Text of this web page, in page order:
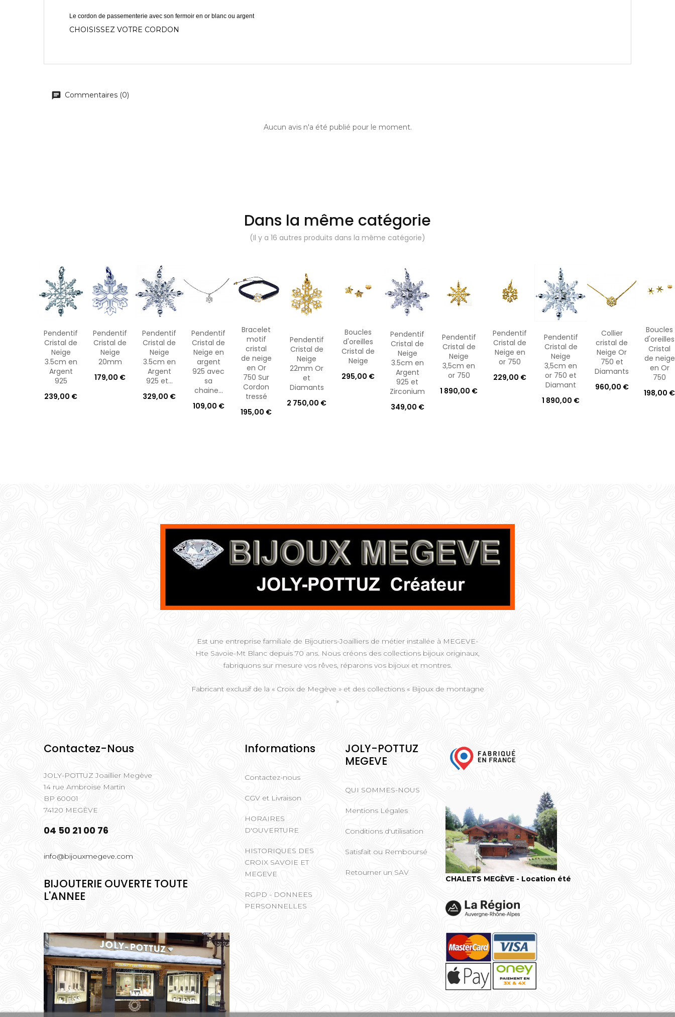
Le cordon de passementerie avec son fermoir en or blanc ou argent
CHOISISSEZ VOTRE CORDON
Commentaires (0)
Aucun avis n'a été publié pour le moment.
Dans la même catégorie
(Il y a 16 autres produits dans la même catégorie)
Pendentif
Cristal de
Neige
3.5cm en
Argent
925
239,00 €
Pendentif
Cristal de
Neige
20mm
179,00 €
Pendentif
Cristal de
Neige
3.5cm en
Argent
925 et...
329,00 €
Pendentif
Cristal de
Neige en
argent
925 avec
sa
chaine...
109,00 €
Bracelet
motif
cristal
de neige
en Or
750 Sur
Cordon
tressé
195,00 €
Pendentif
Cristal de
Neige
22mm Or
et
Diamants
2 750,00 €
Boucles
d'oreilles
Cristal de
Neige
295,00 €
Pendentif
Cristal de
Neige
3.5cm en
Argent
925 et
Zirconium
349,00 €
Pendentif
Cristal de
Neige
3,5cm en
or 750
1 890,00 €
Pendentif
Cristal de
Neige en
or 750
229,00 €
Pendentif
Cristal de
Neige
3,5cm en
or 750 et
Diamant
1 890,00 €
Collier
cristal de
Neige Or
750 et
Diamants
960,00 €
Boucles
d'oreilles
Cristal
de neige
en Or
750
198,00 €
Est une entreprise familiale de Bijoutiers-Joailliers de métier installée à MEGEVE-
Hte Savoie-Mt Blanc depuis 70 ans. Nous créons des collections bijoux originaux,
fabriquons sur mesure vos rêves, réparons vos bijoux et montres.
Fabricant exclusif de la « Croix de Megève » et des collections « Bijoux de montagne
»
Contactez-Nous
JOLY-POTTUZ Joaillier Megève
14 rue Ambroise Martin
BP 60001
74120 MEGÈVE
04 50 21 00 76
info@bijouxmegeve.com
BIJOUTERIE OUVERTE TOUTE
L'ANNEE
Informations
Contactez-nous
CGV et Livraison
HORAIRES
D'OUVERTURE
HISTORIQUES DES
CROIX SAVOIE ET
MEGEVE
RGPD - DONNEES
PERSONNELLES
JOLY-POTTUZ
MEGEVE
QUI SOMMES-NOUS
Mentions Légales
Conditions d'utilisation
Satisfait ou Remboursé
Retourner un SAV
CHALETS MEGÈVE - Location été